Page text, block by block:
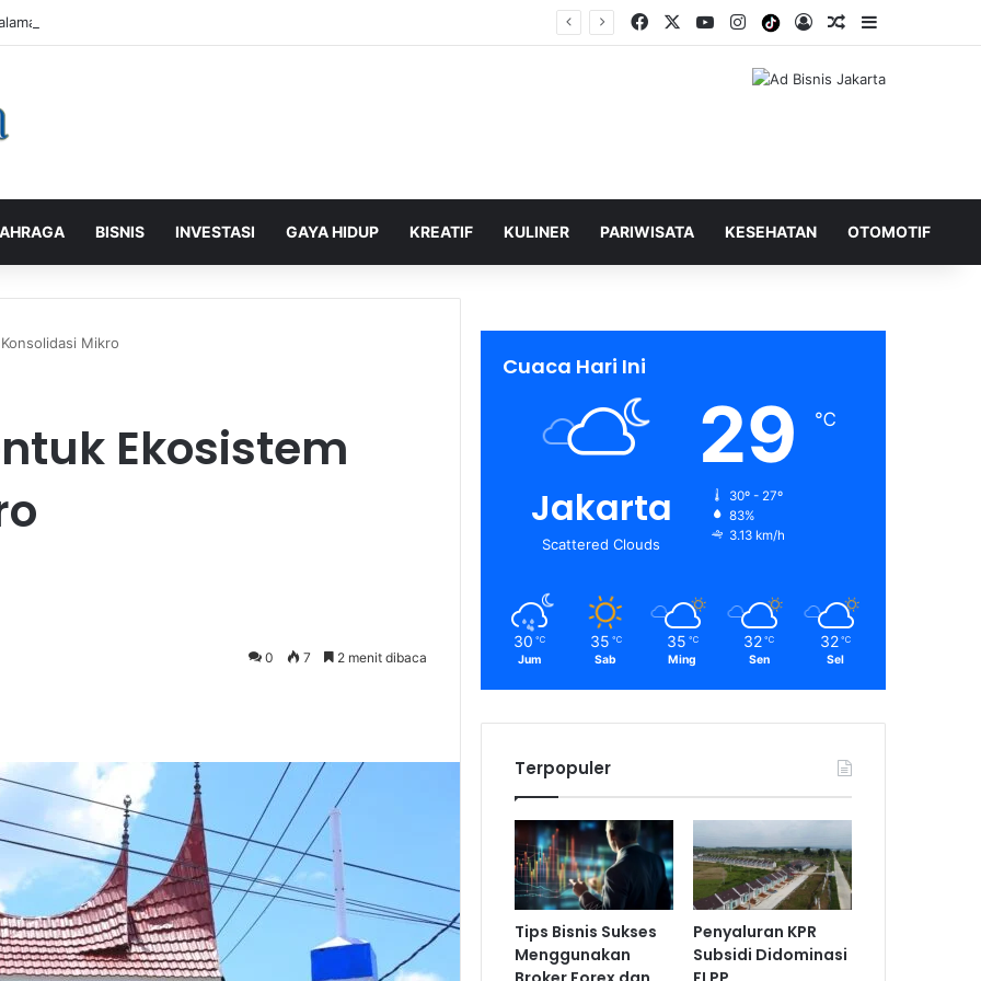
Pelanggan, PLN Icon Plus Sabet Tiga Penghargaan CCW 2026 Facebook YouTubeInstagramTiktokLog InShuffle Berita
BISNIS INVESTASI GAYA HIDUP KREATIF KULINER PARIWISATA KESEHATAN OTOMOTIF
Mikro
Ekosistem
0 7 2 menit dibaca
Cuaca Hari Ini
Jakarta
Scattered Clouds
29 ℃
30º - 27º
83%
3.13 km/h
30 ℃
Jum
35 ℃
Sab
35 ℃
Ming
32 ℃
Sen
32 ℃
Sel
Terpopuler
Tips Bisnis Sukses
Menggunakan
Penyaluran KPR
Subsidi Didominasi